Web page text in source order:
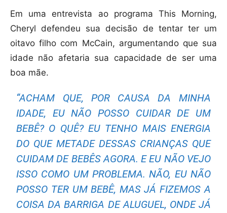
Em uma entrevista ao programa This Morning,
Cheryl defendeu sua decisão de tentar ter um
oitavo filho com McCain, argumentando que sua
idade não afetaria sua capacidade de ser uma
boa mãe.
“ACHAM QUE, POR CAUSA DA MINHA
IDADE, EU NÃO POSSO CUIDAR DE UM
BEBÊ? O QUÊ? EU TENHO MAIS ENERGIA
DO QUE METADE DESSAS CRIANÇAS QUE
CUIDAM DE BEBÊS AGORA. E EU NÃO VEJO
ISSO COMO UM PROBLEMA. NÃO, EU NÃO
POSSO TER UM BEBÊ, MAS JÁ FIZEMOS A
COISA DA BARRIGA DE ALUGUEL, ONDE JÁ